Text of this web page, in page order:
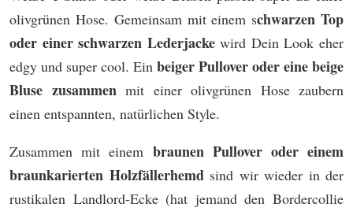
olivgrünen Hose. Gemeinsam mit einem schwarzen Top
oder einer schwarzen Lederjackewird Dein Look eher
edgy und super cool. Ein beiger Pullover oder eine beige
Bluse zusammenmit einer olivgrünen Hose zaubern
einen entspannten, natürlichen Style.
Zusammen mit einem braunen Pullover oder einem
braunkarierten Holzfällerhemdsind wir wieder in der
rustikalen Landlord-Ecke (hat jemand den Bordercollie